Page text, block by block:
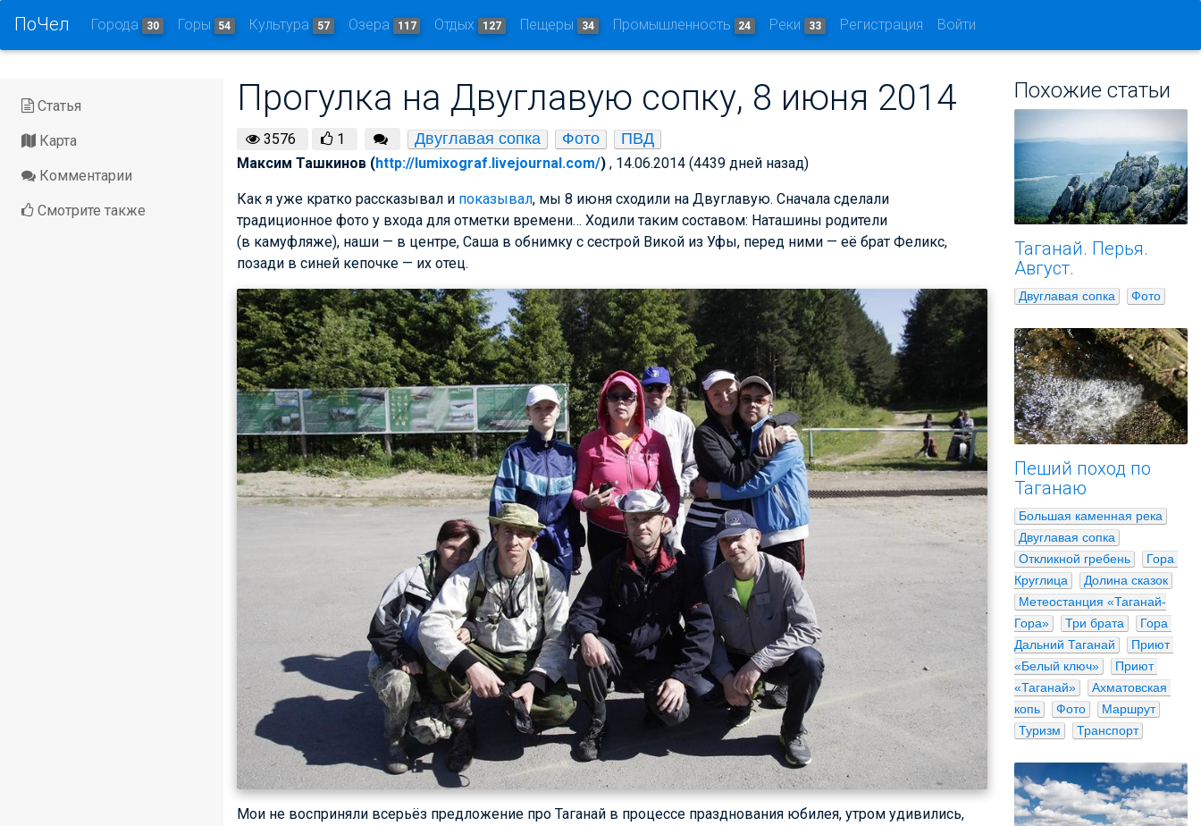
ПоЧел Города 30 Горы 54 Культура 57 Озера 117 Отдых 127 Пещеры 34 Промышленность 24 Реки 33 Регистрация Войти
Статья
Карта
Комментарии
Смотрите также
Прогулка на Двуглавую сопку, 8 июня 2014
3576 1 Двуглавая сопка Фото ПВД
Максим Ташкинов (http://lumixograf.livejournal.com/) , 14.06.2014 (4439 дней назад)
Как я уже кратко рассказывал и показывал, мы 8 июня сходили на Двуглавую. Сначала сделали
традиционное фото у входа для отметки времени… Ходили таким составом: Наташины родители
(в камуфляже), наши — в центре, Саша в обнимку с сестрой Викой из Уфы, перед ними — её брат Феликс,
позади в синей кепочке — их отец.
Мои не восприняли всерьёз предложение про Таганай в процессе празднования юбилея, утром удивились,
Похожие статьи
Таганай. Перья.
Август.
Двуглавая сопка Фото
Пеший поход по
Таганаю
Большая каменная река
Двуглавая сопка
Откликной гребень
Гора
Круглица
Долина сказок
Метеостанция «Таганай-
Гора»
Три брата
Гора
Дальний Таганай
Приют
«Белый ключ»
Приют
«Таганай»
Ахматовская
копь
Фото
Маршрут
Туризм
Транспорт